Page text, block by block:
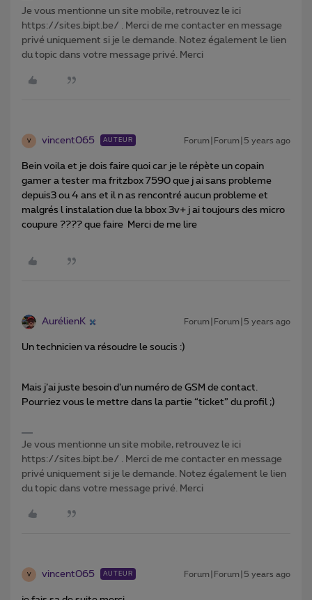
Je vous mentionne un site mobile, retrouvez le ici
https://sites.bipt.be/ . Merci de me contacter en message
privé uniquement si je le demande. Notez également le lien
du topic dans votre message privé. Merci
V vincent065 AUTEUR Forum|Forum|5 years ago
Bein voila et je dois faire quoi car je le répète un copain
gamer a tester ma fritzbox 7590 que j ai sans probleme
depuis3 ou 4 ans et il n as rencontré aucun probleme et
malgrés l instalation due la bbox 3v+ j ai toujours des micro
coupure ???? que faire Merci de me lire
AurélienK Forum|Forum|5 years ago
Un technicien va résoudre le soucis :)
Mais j’ai juste besoin d’un numéro de GSM de contact.
Pourriez vous le mettre dans la partie “ticket” du profil ;)
Je vous mentionne un site mobile, retrouvez le ici
https://sites.bipt.be/ . Merci de me contacter en message
privé uniquement si je le demande. Notez également le lien
du topic dans votre message privé. Merci
V vincent065 AUTEUR Forum|Forum|5 years ago